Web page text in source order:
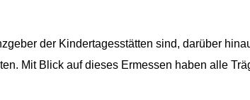
der Kindertagesstätten sind, darüber
Mit Blick auf dieses Ermessen haben alle